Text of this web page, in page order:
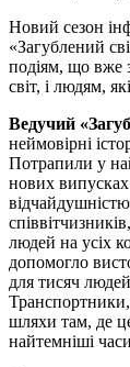
Новий сезон
«Загублений
подіям, що вже
світ, і людям,
Ведучий
неймовірні
Потрапили у
нових випусках
людей на усіх
допомогло
для тисяч
шляхи там, де
найтемніші